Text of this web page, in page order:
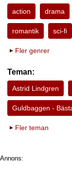
action drama
romantik sci-fi
Fler genrer
Teman:
Astrid Lindgren
Guldbaggen -
Fler teman
Annons: